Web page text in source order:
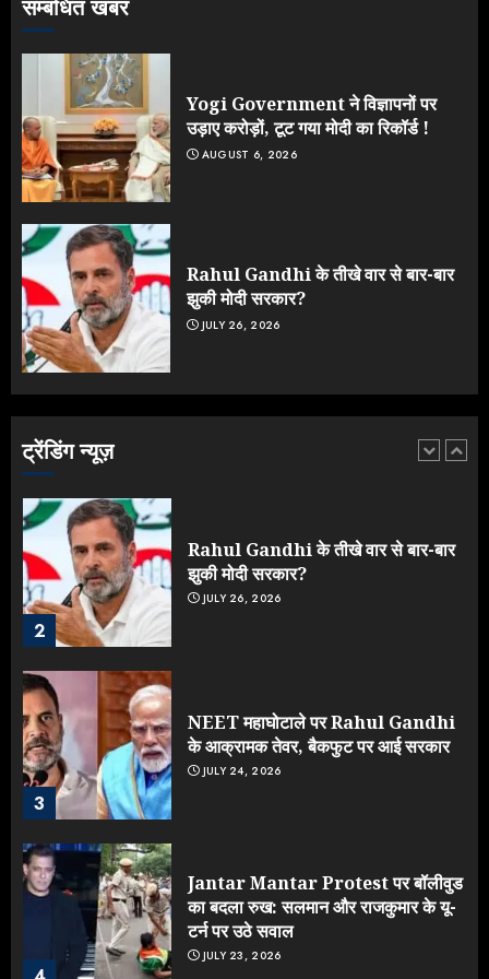
सम्बंधित खबर
Yogi Government ने विज्ञापनों पर
उड़ाए करोड़ों, टूट गया मोदी का रिकॉर्ड !
AUGUST 6, 2026
Rahul Gandhi के तीखे वार से बार-बार
झुकी मोदी सरकार?
JULY 26, 2026
ट्रेंडिंग न्यूज़
4
5
JULY 19, 2026
1
उड़ाए करोड़ों, टूट गया मोदी का रिकॉर्ड !
2
Rahul Gandhi के तीखे वार से बार-बार
झुकी मोदी सरकार?
JULY 26, 2026
3
NEET महाघोटाले पर Rahul Gandhi
के आक्रामक तेवर, बैकफुट पर आई सरकार
JULY 24, 2026
Jantar Mantar Protest पर बॉलीवुड
का बदला रुख: सलमान और राजकुमार के यू-
टर्न पर उठे सवाल
JULY 23, 2026